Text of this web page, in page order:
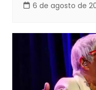
6 de agosto de